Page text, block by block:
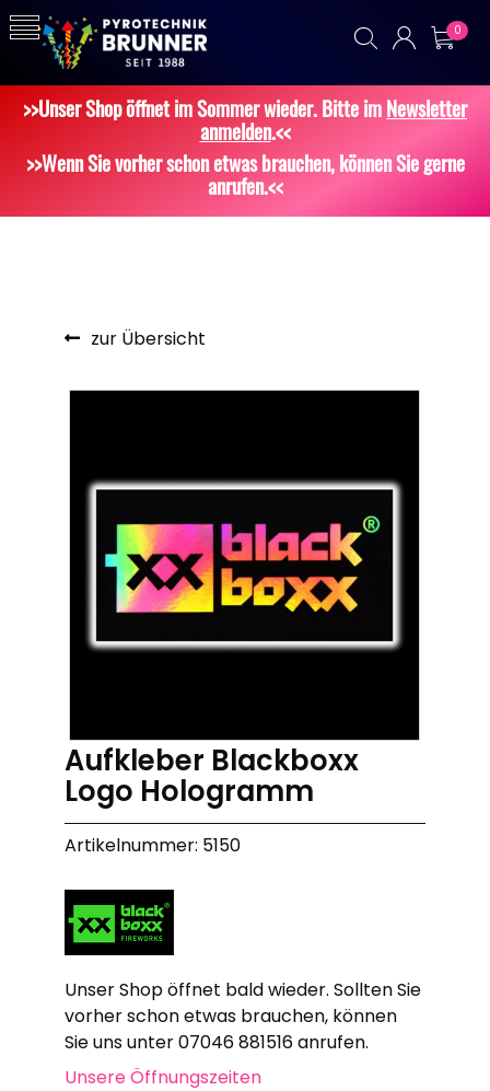
0
>>Unser Shop öffnet im Sommer wieder. Bitte imNewsletter
anmelden.<<
>>Wenn Sie vorher schon etwas brauchen, können Sie gerne
anrufen.<<
zur Übersicht
Aufkleber Blackboxx
Logo Hologramm
Artikelnummer: 5150
Unser Shop öffnet bald wieder. Sollten Sie
vorher schon etwas brauchen, können
Sie uns unter 07046 881516 anrufen.
Unsere Öffnungszeiten